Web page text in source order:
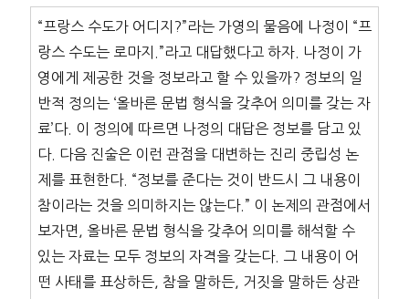
“프랑스 수도가 어디지?”라는 가영의 물음에 나정이 “프
랑스 수도는 로마지.”라고 대답했다고 하자. 나정이 가
영에게 제공한 것을 정보라고 할 수 있을까? 정보의 일
반적 정의는 ‘올바른 문법 형식을 갖추어 의미를 갖는 자
료’다. 이 정의에 따르면 나정의 대답은 정보를 담고 있
다. 다음 진술은 이런 관점을 대변하는 진리 중립성 논
제를 표현한다. “정보를 준다는 것이 반드시 그 내용이
참이라는 것을 의미하지는 않는다.” 이 논제의 관점에서
보자면, 올바른 문법 형식을 갖추어 의미를 해석할 수
있는 자료는 모두 정보의 자격을 갖는다. 그 내용이 어
떤 사태를 표상하든, 참을 말하든, 거짓을 말하든 상관